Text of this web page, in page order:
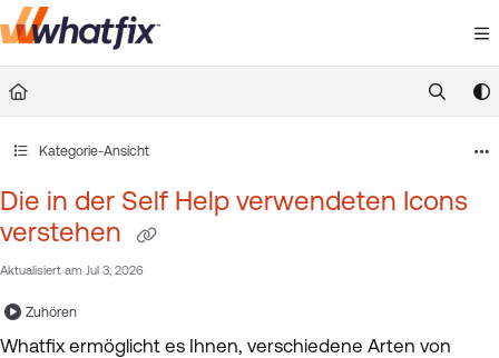
Documentation Index
Fetch the complete documentation index at:
https://
Kategorie-Ansicht
Die in der Self Help verwendeten Icons
verstehen
Aktualisiert am Jul 3, 2026
Zuhören
Whatfix ermöglicht es Ihnen, verschiedene Arten von